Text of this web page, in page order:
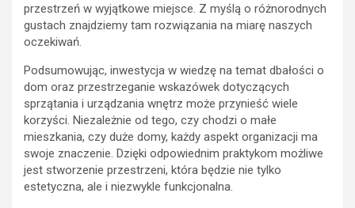
przestrzeń w wyjątkowe miejsce. Z myślą o różnorodnych
gustach znajdziemy tam rozwiązania na miarę naszych
oczekiwań.
Podsumowując, inwestycja w wiedzę na temat dbałości o
dom oraz przestrzeganie wskazówek dotyczących
sprzątania i urządzania wnętrz może przynieść wiele
korzyści. Niezależnie od tego, czy chodzi o małe
mieszkania, czy duże domy, każdy aspekt organizacji ma
swoje znaczenie. Dzięki odpowiednim praktykom możliwe
jest stworzenie przestrzeni, która będzie nie tylko
estetyczna, ale i niezwykle funkcjonalna.